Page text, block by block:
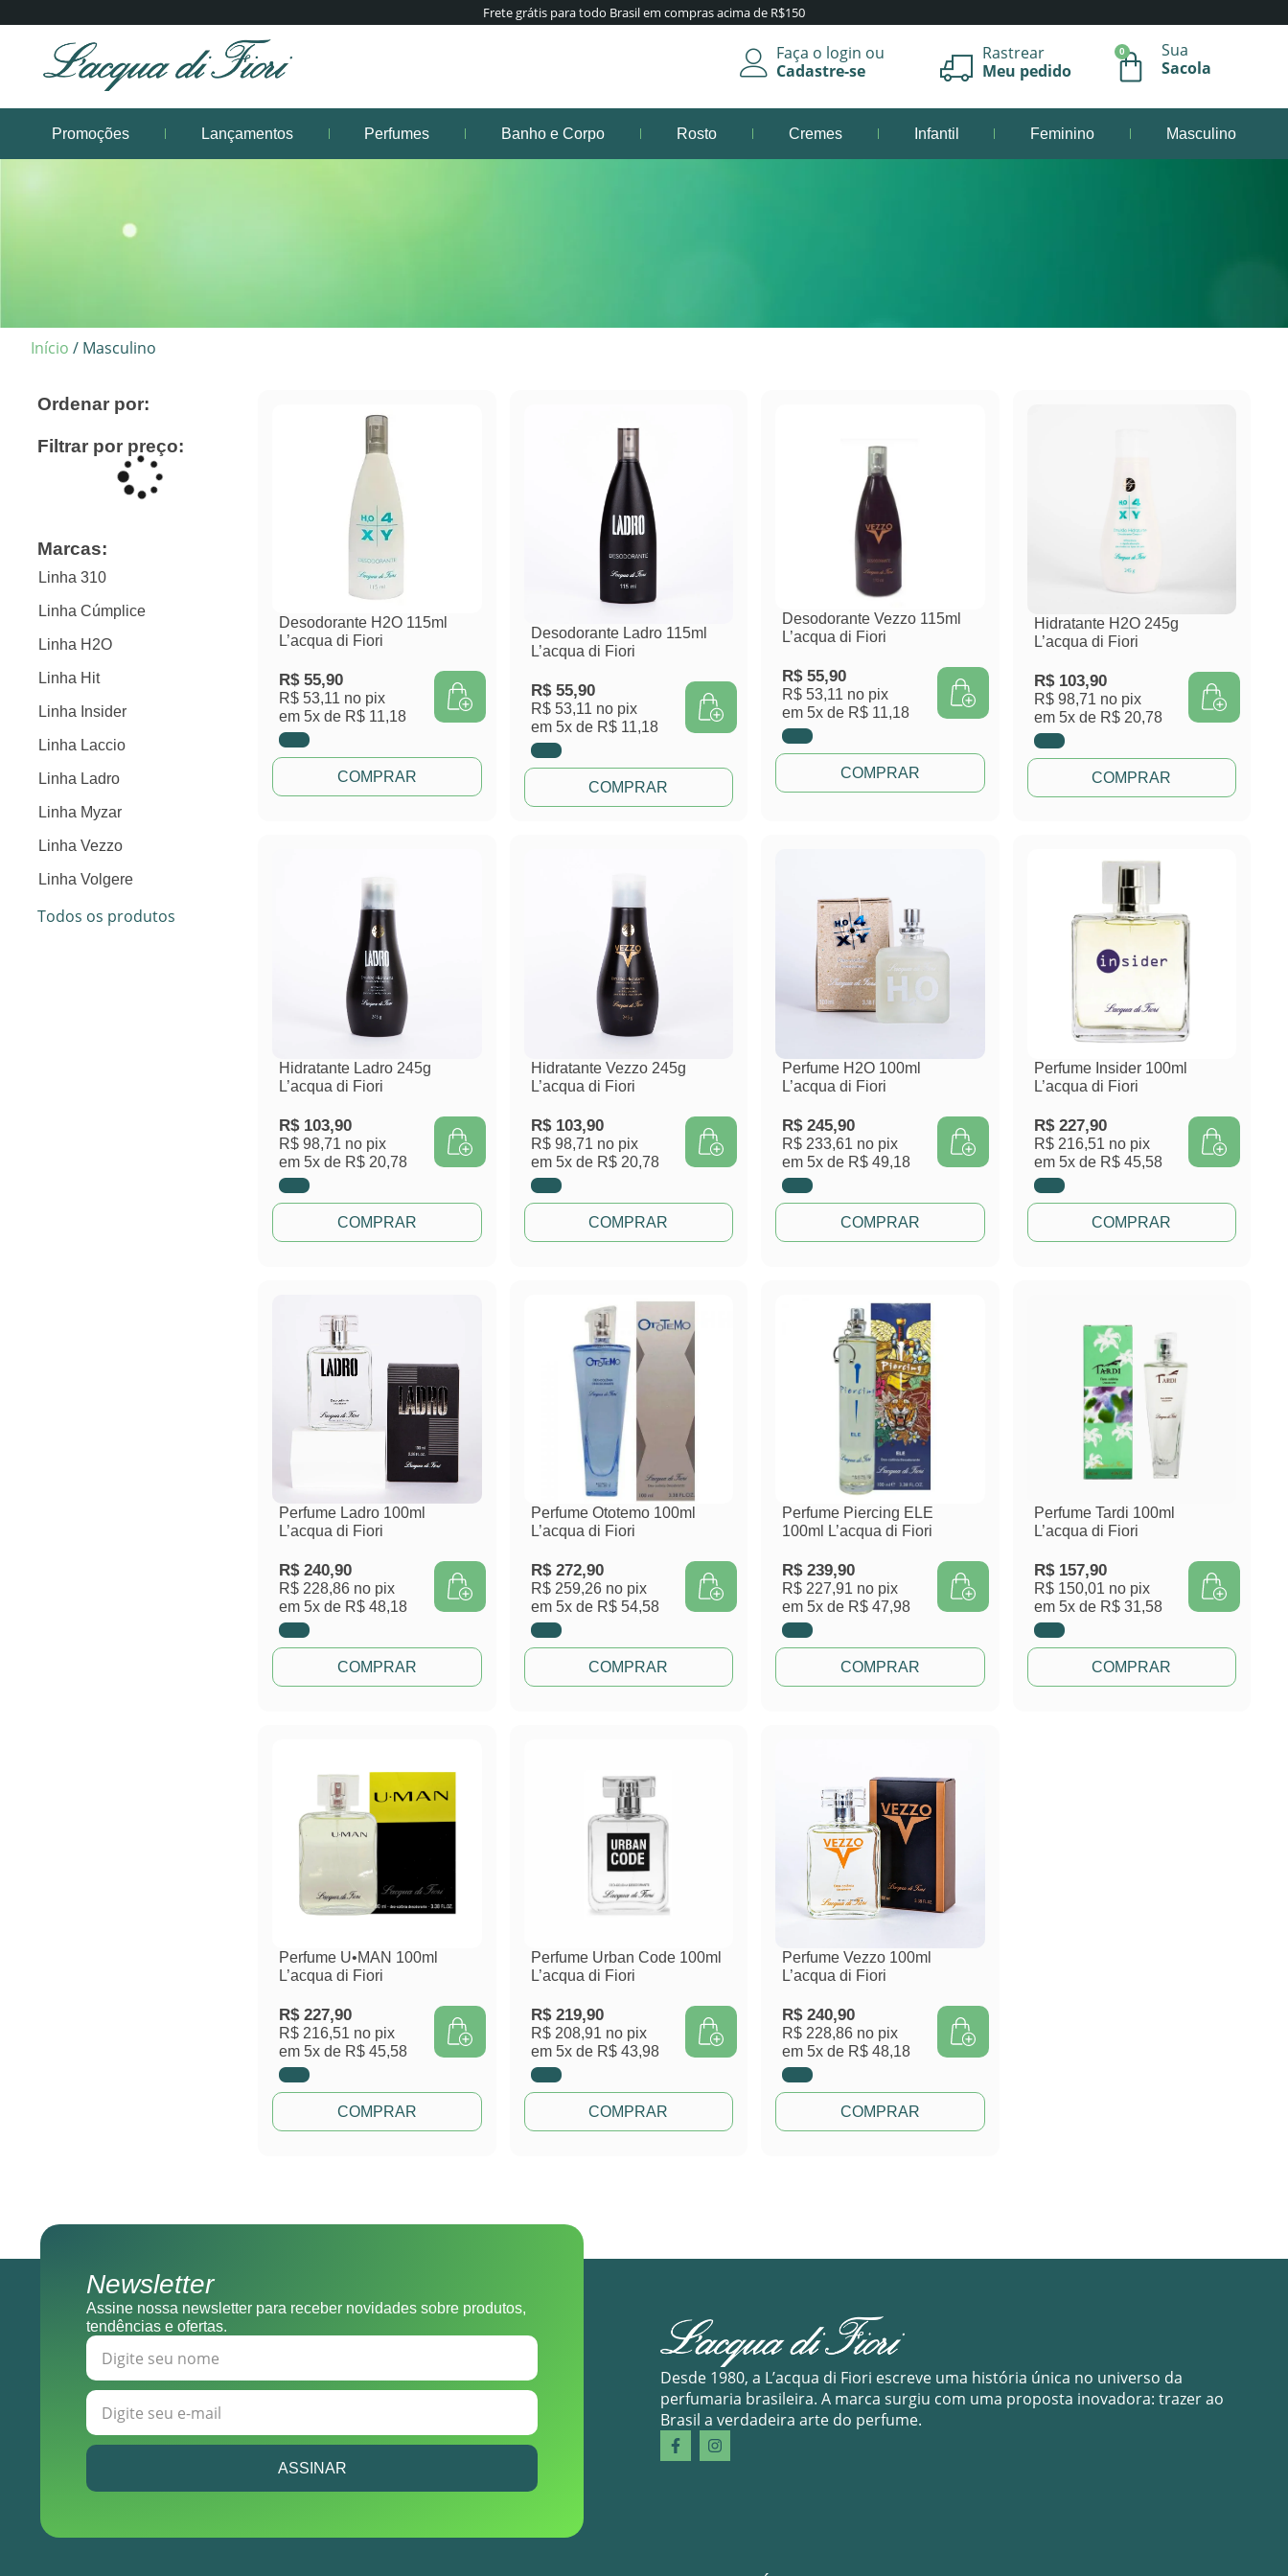
Frete grátis para todo Brasil em compras acima de R$150
Faça o login ou
Cadastre-se
Rastrear
Meu pedido
0
Sua
Sacola
Promoções Lançamentos Perfumes Banho e Corpo Rosto Cremes Infantil Feminino Masculino
Início / Masculino
Ordenar por:
Filtrar por preço:
Marcas:
Linha 310
Linha Cúmplice
Linha H2O
Linha Hit
Linha Insider
Linha Laccio
Linha Ladro
Linha Myzar
Linha Vezzo
Linha Volgere
Todos os produtos
Desodorante H2O 115ml
L’acqua di Fiori
R$55,90
R$ 53,11 no pix
em 5x de R$ 11,18
COMPRAR
Desodorante Ladro 115ml
L’acqua di Fiori
R$55,90
R$ 53,11 no pix
em 5x deR$ 11,18
COMPRAR
Desodorante Vezzo 115ml
L’acqua di Fiori
R$55,90
R$ 53,11 no pix
em 5x de R$ 11,18
COMPRAR
Hidratante H2O 245g
L’acqua di Fiori
R$103,90
R$ 98,71 no pix
em 5x deR$ 20,78
COMPRAR
Hidratante Ladro 245g
L’acqua di Fiori
R$103,90
R$ 98,71 no pix
em 5x de R$ 20,78
COMPRAR
Hidratante Vezzo 245g
L’acqua di Fiori
R$103,90
R$ 98,71 no pix
em 5x deR$ 20,78
COMPRAR
Perfume H2O 100ml
L’acqua di Fiori
R$245,90
R$ 233,61 no pix
em 5x de R$ 49,18
COMPRAR
Perfume Insider 100ml
L’acqua di Fiori
R$227,90
R$ 216,51 no pix
em 5x deR$ 45,58
COMPRAR
Perfume Ladro 100ml
L’acqua di Fiori
R$240,90
R$ 228,86 no pix
em 5x de R$ 48,18
COMPRAR
Perfume Ototemo 100ml
L’acqua di Fiori
R$272,90
R$ 259,26 no pix
em 5x deR$ 54,58
COMPRAR
Perfume Piercing ELE
100ml L’acqua di Fiori
R$239,90
R$ 227,91 no pix
em 5x de R$ 47,98
COMPRAR
Perfume Tardi 100ml
L’acqua di Fiori
R$157,90
R$ 150,01 no pix
em 5x deR$ 31,58
COMPRAR
Perfume U•MAN 100ml
L’acqua di Fiori
R$227,90
R$ 216,51 no pix
em 5x de R$ 45,58
COMPRAR
Perfume Urban Code 100ml
L’acqua di Fiori
R$219,90
R$ 208,91 no pix
em 5x deR$ 43,98
COMPRAR
Perfume Vezzo 100ml
L’acqua di Fiori
R$240,90
R$ 228,86 no pix
em 5x de R$ 48,18
COMPRAR
Newsletter
Assine nossa newsletter para receber novidades sobre produtos,
tendências e ofertas.
ASSINAR
Desde 1980, a L’acqua di Fiori escreve uma história única no universo da
perfumaria brasileira. A marca surgiu com uma proposta inovadora: trazer ao
Brasil a verdadeira arte do perfume.